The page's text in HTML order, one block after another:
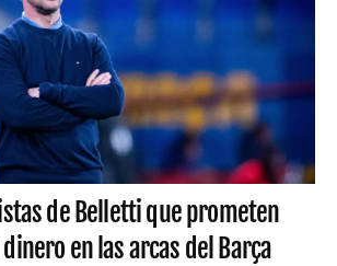
de Belletti que prometen
en las arcas del Barça